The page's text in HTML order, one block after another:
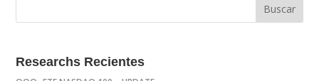
Researchs Recientes